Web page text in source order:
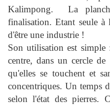
Kalimpong. La
finalisation. Etant seule à
d'être une industrie !
Son utilisation est simple
centre, dans un cercle
qu'elles se touchent et
concentriques. Un temps
selon l'état des pierres.